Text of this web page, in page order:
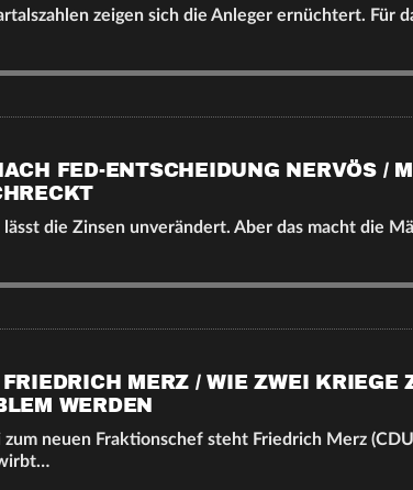
zeigen sich die Anleger ernüchtert. Für
FED-ENTSCHEIDUNG NERVÖS /
die Zinsen unverändert. Aber das macht die
MERZ / WIE ZWEI KRIEGE
WERDEN
neuen Fraktionschef steht Friedrich Merz